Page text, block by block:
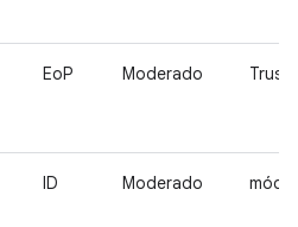
EoP Moderado
ID Moderado